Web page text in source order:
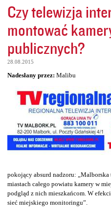
Czy telewizja
montować
publicznych?
28.08.2015
Nadesłany przez: Malibu
pokojący absurd nadzoru:
miastach całego powiatu kamery w
podgląd z nich mieszkańcom. W
sieć miejskiego monitoringu”.